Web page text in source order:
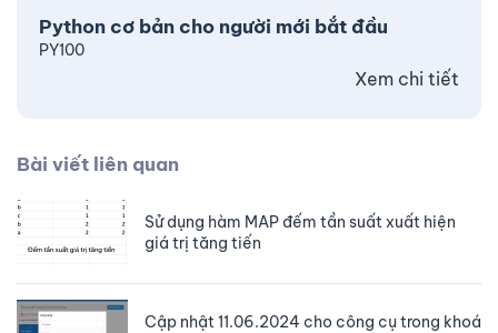
Python cơ bản cho người mới bắt đầu
PY100
Xem chi tiết
Bài viết liên quan
Sử dụng hàm MAP đếm tần suất xuất hiện
giá trị tăng tiến
Cập nhật 11.06.2024 cho công cụ trong khoá